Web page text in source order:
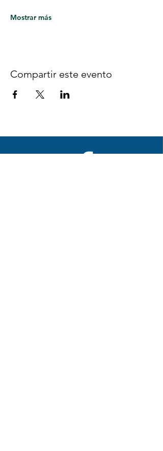
Mostrar más
Compartir este evento